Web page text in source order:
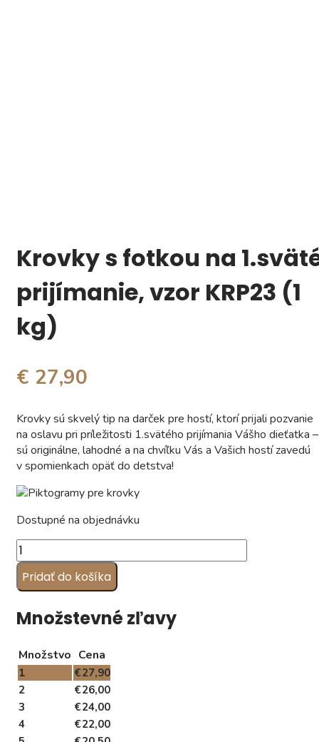
Krovky s fotkou na
prijímanie, vzor KRP23 (1
kg)
€ 27,90
Krovky sú skvelý tip na darček pre hostí, ktorí prijali pozvanie
na oslavu pri príležitosti 1.svätého prijímania Vášho dieťatka –
sú originálne, lahodné a na chvíľku Vás a Vašich hostí zavedú
v spomienkach opäť do detstva!
Dostupné na objednávku
množstvo
Krovky
fotkou
na
1.sväté
vzor
KRP23
(1
kg)
Pridať do košíka
Množstevné zľavy
Množstvo Cena
1 €27,90
2
€26,00
3
€24,00
4
€22,00